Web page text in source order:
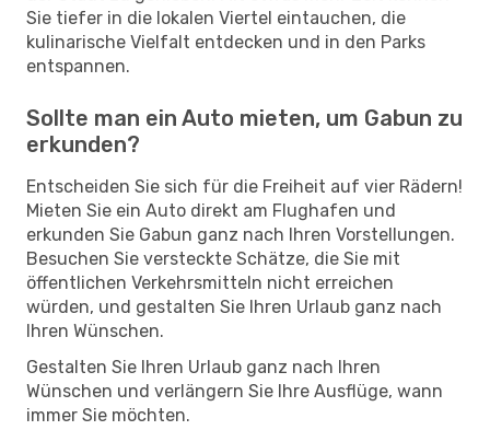
Sie tiefer in die lokalen Viertel eintauchen, die
kulinarische Vielfalt entdecken und in den Parks
entspannen.
Sollte man ein Auto mieten, um Gabun zu
erkunden?
Entscheiden Sie sich für die Freiheit auf vier Rädern!
Mieten Sie ein Auto direkt am Flughafen und
erkunden Sie Gabun ganz nach Ihren Vorstellungen.
Besuchen Sie versteckte Schätze, die Sie mit
öffentlichen Verkehrsmitteln nicht erreichen
würden, und gestalten Sie Ihren Urlaub ganz nach
Ihren Wünschen.
Gestalten Sie Ihren Urlaub ganz nach Ihren
Wünschen und verlängern Sie Ihre Ausflüge, wann
immer Sie möchten.